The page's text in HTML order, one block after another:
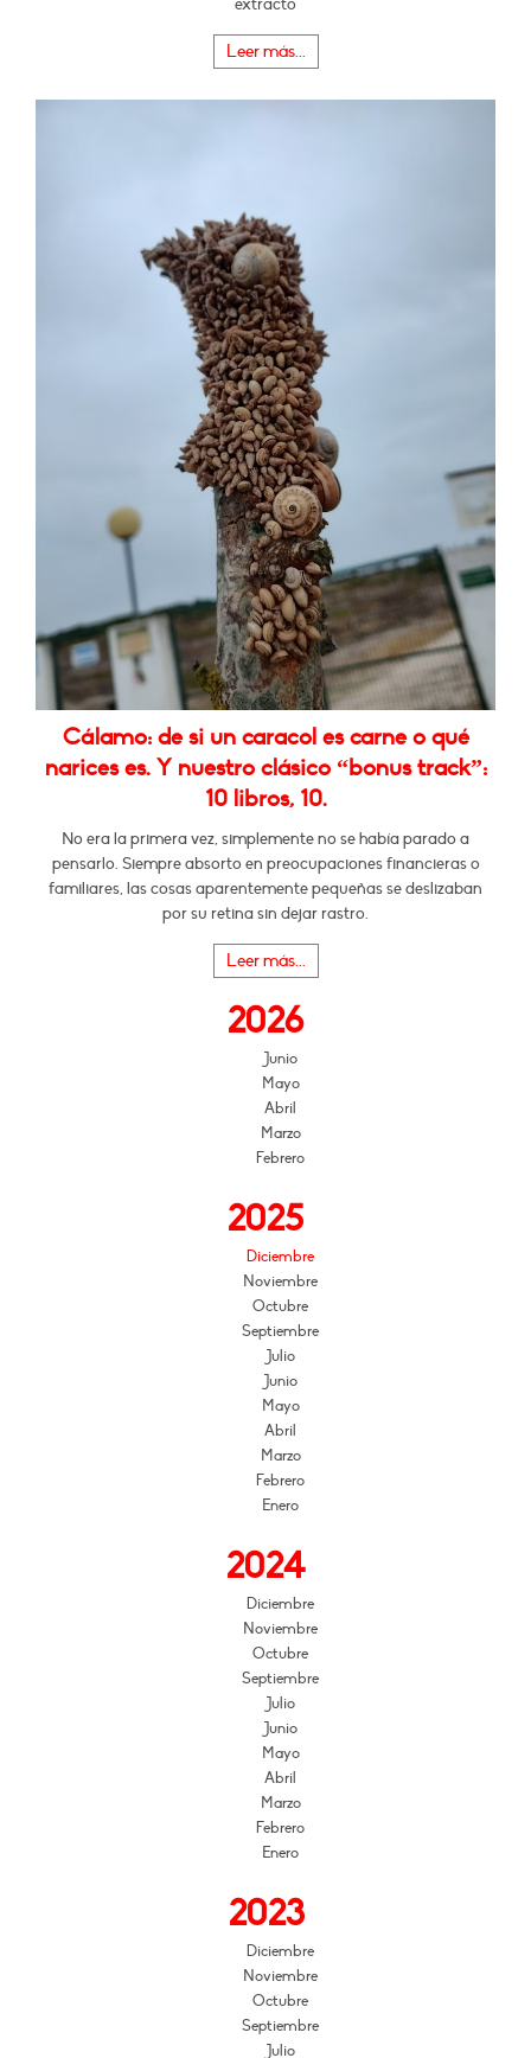
extracto
Leer más...
Cálamo: de si un caracol es carne o qué
narices es. Y nuestro clásico “bonus track”:
10 libros, 10.
No era la primera vez, simplemente no se había parado a
pensarlo. Siempre absorto en preocupaciones financieras o
familiares, las cosas aparentemente pequeñas se deslizaban
por su retina sin dejar rastro.
Leer más...
2026
Junio
Mayo
Abril
Marzo
Febrero
2025
Diciembre
Noviembre
Octubre
Septiembre
Julio
Junio
Mayo
Abril
Marzo
Febrero
Enero
2024
Diciembre
Noviembre
Octubre
Septiembre
Julio
Junio
Mayo
Abril
Marzo
Febrero
Enero
2023
Diciembre
Noviembre
Octubre
Septiembre
Julio